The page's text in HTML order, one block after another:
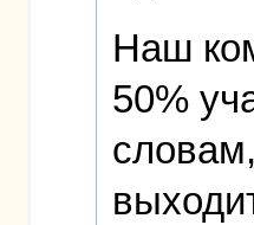
Наш
50%